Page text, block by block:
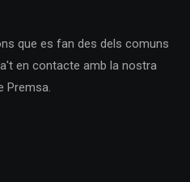
que es fan des dels comuns
en contacte amb la nostra
Premsa.